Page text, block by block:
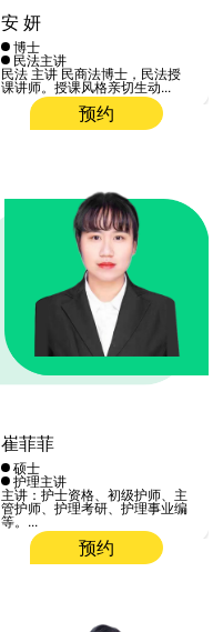
安 妍
博士
民法主讲
民法 主讲 民商法博士，民法授
课讲师。授课风格亲切生动...
预约
崔菲菲
硕士
护理主讲
主讲：护士资格、初级护师、主
管护师、护理考研、护理事业编
等。...
预约